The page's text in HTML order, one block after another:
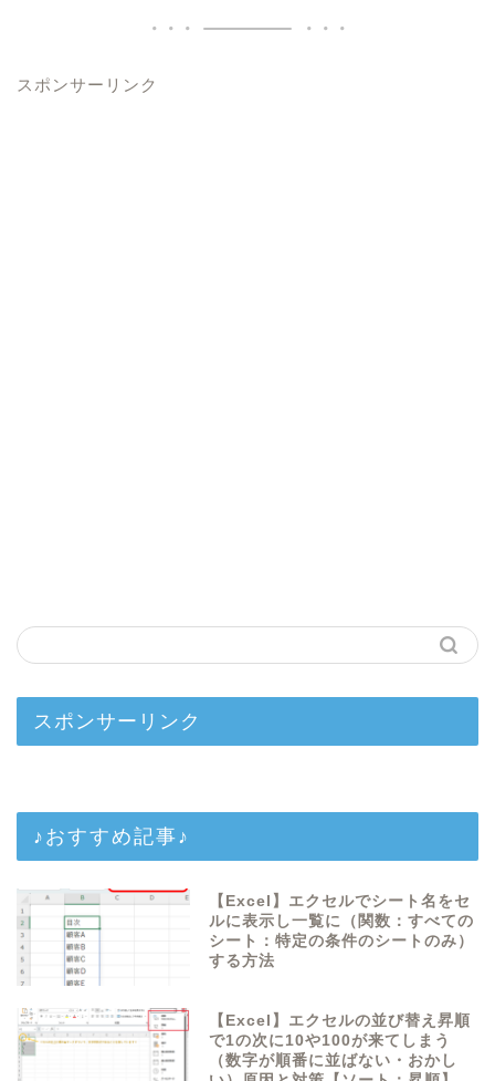
スポンサーリンク
スポンサーリンク
♪おすすめ記事♪
【Excel】エクセルでシート名をセ
ルに表示し一覧に（関数：すべての
シート：特定の条件のシートのみ）
する方法
【Excel】エクセルの並び替え昇順
で1の次に10や100が来てしまう
（数字が順番に並ばない・おかし